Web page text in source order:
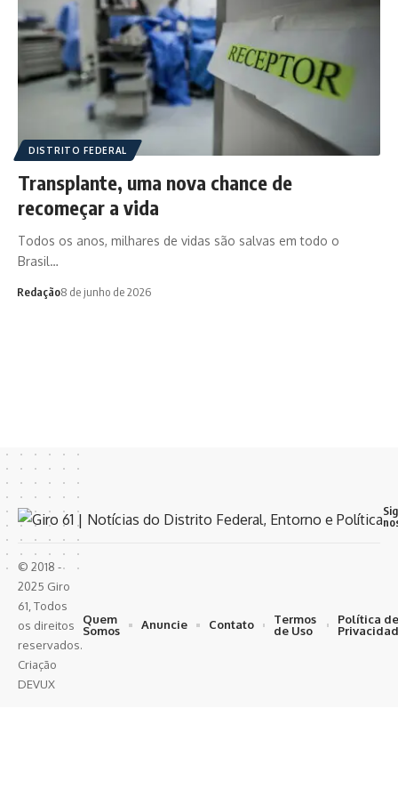
DISTRITO FEDERAL
Transplante, uma nova chance de
recomeçar a vida
Todos os anos, milhares de vidas são salvas em todo o
Brasil…
Redação8 de junho de 2026
© 2018 -
2025 Giro
61, Todos
os direitos
reservados.
Criação
DEVUX
Quem
Somos
Anuncie Contato
Termos
de Uso
Política